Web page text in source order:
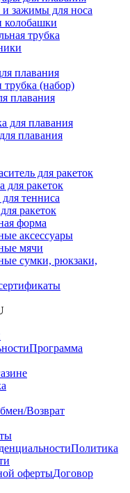
зажимы для носа
колобашки
трубка
плавания
трубка (набор)
плавания
для плавания
плавания
для ракеток
для ракеток
для тенниса
ракеток
форма
аксессуары
мячи
сумки, рюкзаки,
Программа
Возврат
Политика
Договор